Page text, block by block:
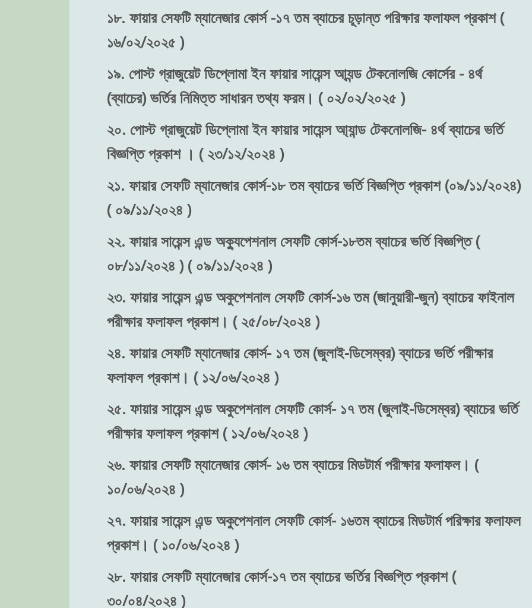
১৮. ফায়ার সেফটি ম্যানেজার কোর্স -১৭ তম ব্যাচের চূড়ান্ত পরিক্ষার ফলাফল প্রকাশ (
১৬/০২/২০২৫ )
১৯. পোস্ট গ্রাজুয়েট ডিপ্লোমা ইন ফায়ার সায়েন্স আ্যন্ড টেকনোলজি কোর্সের - ৪র্থ
(ব্যাচের) ভর্তির নিমিত্ত সাধারন তথ্য ফরম। ( ০২/০২/২০২৫ )
২০. পোস্ট গ্রাজুয়েট ডিপ্লোমা ইন ফায়ার সায়েন্স আ্যান্ড টেকনোলজি- ৪র্থ ব্যাচের ভর্তি
বিজ্ঞপ্তি প্রকাশ । ( ২৩/১২/২০২৪ )
২১. ফায়ার সেফটি ম্যানেজার কোর্স-১৮ তম ব্যাচের ভর্তি বিজ্ঞপ্তি প্রকাশ (০৯/১১/২০২৪)
( ০৯/১১/২০২৪ )
২২. ফায়ার সায়েন্স এন্ড অক্যুপেশনাল সেফটি কোর্স-১৮তম ব্যাচের ভর্তি বিজ্ঞপ্তি (
০৮/১১/২০২৪ ) ( ০৯/১১/২০২৪ )
২৩. ফায়ার সায়েন্স এন্ড অকুপেশনাল সেফটি কোর্স-১৬ তম (জানুয়ারী-জুন) ব্যাচের ফাইনাল
পরীক্ষার ফলাফল প্রকাশ। ( ২৫/০৮/২০২৪ )
২৪. ফায়ার সেফটি ম্যানেজার কোর্স- ১৭ তম (জুলাই-ডিসেম্বর) ব্যাচের ভর্তি পরীক্ষার
ফলাফল প্রকাশ। ( ১২/০৬/২০২৪ )
২৫. ফায়ার সায়েন্স এন্ড অকুপেশনাল সেফটি কোর্স- ১৭ তম (জুলাই-ডিসেম্বর) ব্যাচের ভর্তি
পরীক্ষার ফলাফল প্রকাশ ( ১২/০৬/২০২৪ )
২৬. ফায়ার সেফটি ম্যানেজার কোর্স- ১৬ তম ব্যাচের মিডটার্ম পরীক্ষার ফলাফল। (
১০/০৬/২০২৪ )
২৭. ফায়ার সায়েন্স এন্ড অকুপেশনাল সেফটি কোর্স- ১৬তম ব্যাচের মিডটার্ম পরিক্ষার ফলাফল
প্রকাশ। ( ১০/০৬/২০২৪ )
২৮. ফায়ার সেফটি ম্যানেজার কোর্স-১৭ তম ব্যাচের ভর্তির বিজ্ঞপ্তি প্রকাশ (
৩০/০৪/২০২৪ )